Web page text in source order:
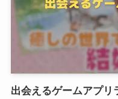
出会えるゲームアプリ